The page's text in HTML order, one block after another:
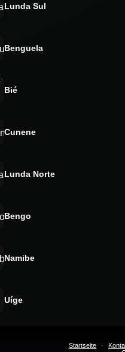
Lunda Sul
Benguela
Bié
Cunene
Lunda Norte
Bengo
Namibe
Uíge
Startseite ·